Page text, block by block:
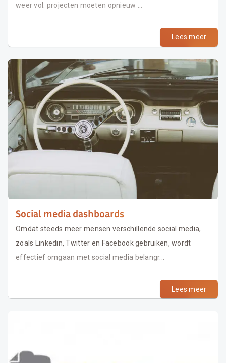
weer vol: projecten moeten opnieuw ...
Lees meer
Social media dashboards
Omdat steeds meer mensen verschillende social media,
zoals Linkedin, Twitter en Facebook gebruiken, wordt
effectief omgaan met social media belangr...
Lees meer